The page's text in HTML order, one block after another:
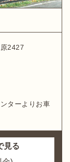
2427
ターよりお車
見る